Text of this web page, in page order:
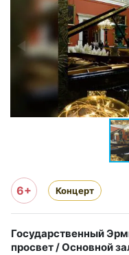
6+ Концерт
Государственный
просвет / Основной